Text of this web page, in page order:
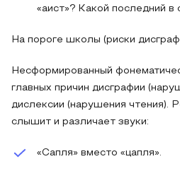
«аист»? Какой последний в
На пороге школы (риски
Несформированный
главных причин дисграфии
дислексии (нарушения чтения).
слышит и различает звуки:
«Сапля» вместо «цапля».